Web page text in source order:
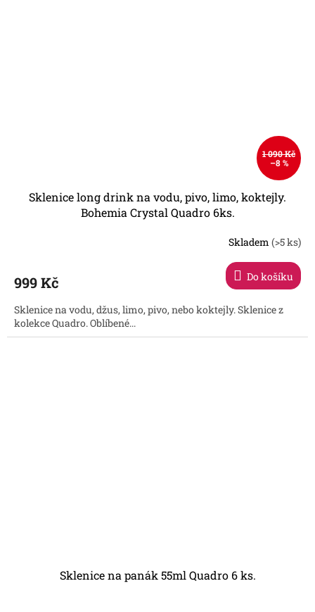
1 090 Kč
–8 %
Sklenice long drink na vodu, pivo, limo, koktejly.
Bohemia Crystal Quadro 6ks.
je
z
5
hvězdiček.
Skladem(>5 ks)
999 Kč Do košíku
Sklenice na vodu, džus, limo, pivo, nebo koktejly. Sklenice z
kolekce Quadro. Oblíbené...
Sklenice na panák 55ml Quadro 6 ks.